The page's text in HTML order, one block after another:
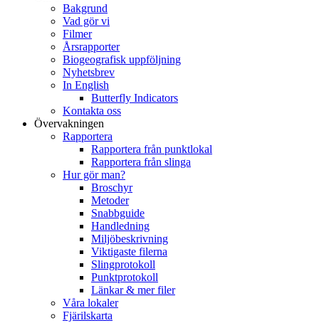
Bakgrund
Vad gör vi
Filmer
Årsrapporter
Biogeografisk uppföljning
Nyhetsbrev
In English
Butterfly Indicators
Kontakta oss
Övervakningen
Rapportera
Rapportera från punktlokal
Rapportera från slinga
Hur gör man?
Broschyr
Metoder
Snabbguide
Handledning
Miljöbeskrivning
Viktigaste filerna
Slingprotokoll
Punktprotokoll
Länkar & mer filer
Våra lokaler
Fjärilskarta